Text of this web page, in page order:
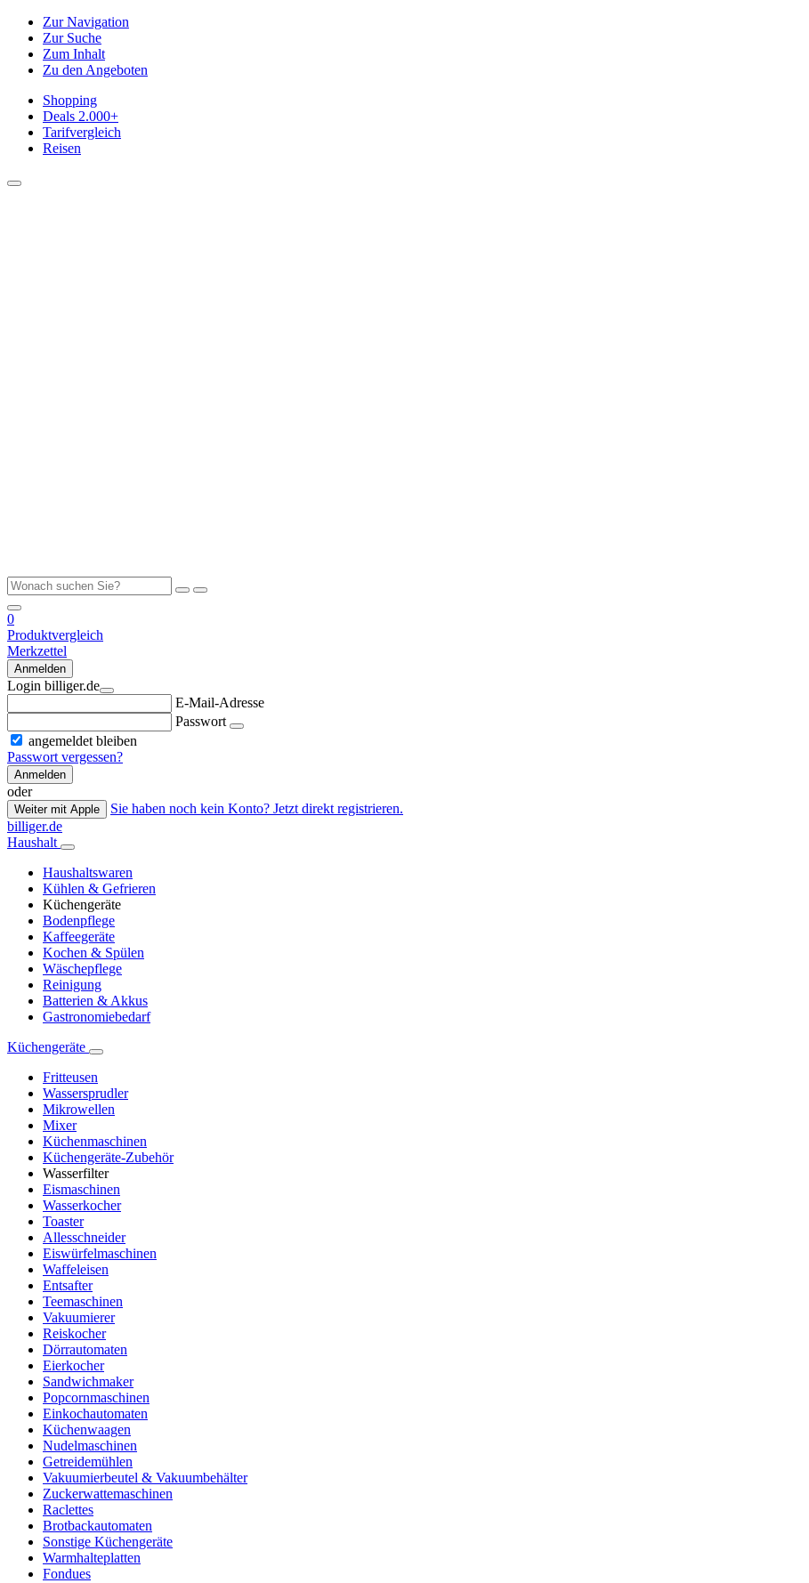
Zur Navigation
Zur Suche
Zum Inhalt
Zu den Angeboten
Shopping
Deals 2.000+
Tarifvergleich
Reisen
0
Produktvergleich
Merkzettel
Anmelden
Login billiger.de
E-Mail-Adresse
Passwort
angemeldet bleiben
Passwort vergessen?
Anmelden
oder
Weiter mit Apple
Sie haben noch kein Konto? Jetzt direkt registrieren.
billiger.de
Haushalt
Haushaltswaren
Kühlen & Gefrieren
Küchengeräte
Bodenpflege
Kaffeegeräte
Kochen & Spülen
Wäschepflege
Reinigung
Batterien & Akkus
Gastronomiebedarf
Küchengeräte
Fritteusen
Wassersprudler
Mikrowellen
Mixer
Küchenmaschinen
Küchengeräte-Zubehör
Wasserfilter
Eismaschinen
Wasserkocher
Toaster
Allesschneider
Eiswürfelmaschinen
Waffeleisen
Entsafter
Teemaschinen
Vakuumierer
Reiskocher
Dörrautomaten
Eierkocher
Sandwichmaker
Popcornmaschinen
Einkochautomaten
Küchenwaagen
Nudelmaschinen
Getreidemühlen
Vakuumierbeutel & Vakuumbehälter
Zuckerwattemaschinen
Raclettes
Brotbackautomaten
Sonstige Küchengeräte
Warmhalteplatten
Fondues